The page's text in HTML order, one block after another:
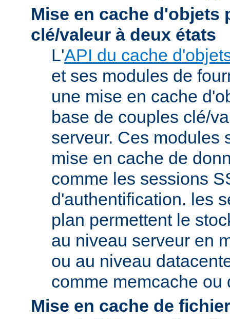
Mise en cache d'objets
clé/valeur à deux états
L'API du cache
et ses modules de
une mise en cache
base de couples clé/
serveur. Ces modules
mise en cache de
comme les sessions
d'authentification. les
plan permettent le
au niveau serveur en
ou au niveau
comme memcache ou
Mise en cache de